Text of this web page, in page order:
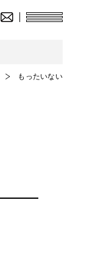
もったいない